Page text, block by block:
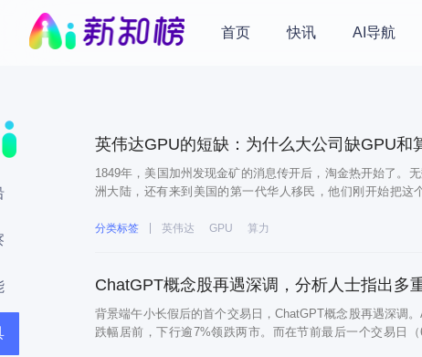
首页 快讯 AI导航
英伟达GPU的短缺：为什么大公司缺GPU和
1849年，美国加州发现金矿的消息传开后，淘金热开始了。
洲大陆，还有来到美国的第一代华人移民，他们刚开始把这
分类标签 英伟达 GPU 算力
ChatGPT概念股再遇深调，分析人士指出多
背景端午小长假后的首个交易日，ChatGPT概念股再遇深调
跌幅居前，下行逾7%领跌两市。而在节前最后一个交易日